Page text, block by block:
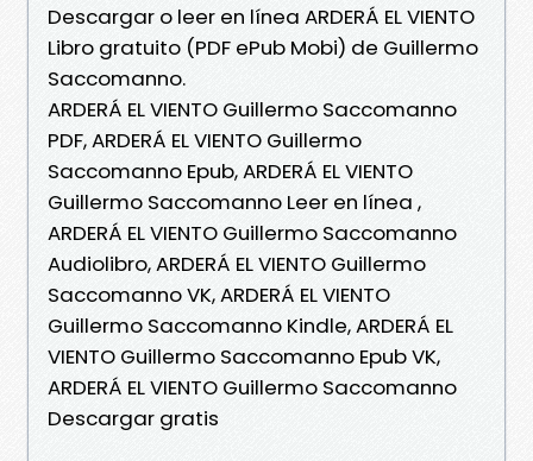
Descargar o leer en línea ARDERÁ EL VIENTO
Libro gratuito (PDF ePub Mobi) de Guillermo
Saccomanno.
ARDERÁ EL VIENTO Guillermo Saccomanno
PDF, ARDERÁ EL VIENTO Guillermo
Saccomanno Epub, ARDERÁ EL VIENTO
Guillermo Saccomanno Leer en línea ,
ARDERÁ EL VIENTO Guillermo Saccomanno
Audiolibro, ARDERÁ EL VIENTO Guillermo
Saccomanno VK, ARDERÁ EL VIENTO
Guillermo Saccomanno Kindle, ARDERÁ EL
VIENTO Guillermo Saccomanno Epub VK,
ARDERÁ EL VIENTO Guillermo Saccomanno
Descargar gratis